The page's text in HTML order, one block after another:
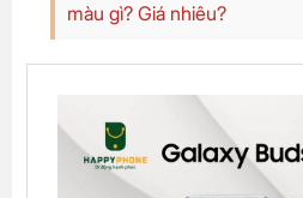
màu gì? Giá nhiêu?